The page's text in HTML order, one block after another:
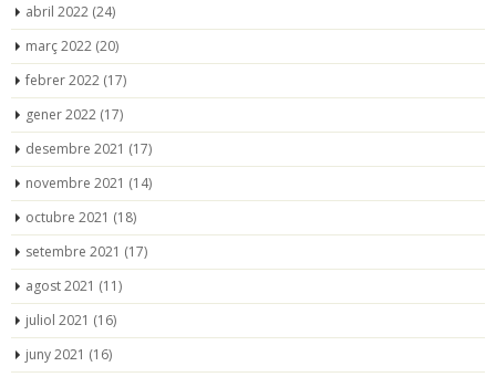
abril 2022 (24)
març 2022 (20)
febrer 2022 (17)
gener 2022 (17)
desembre 2021 (17)
novembre 2021 (14)
octubre 2021 (18)
setembre 2021 (17)
agost 2021 (11)
juliol 2021 (16)
juny 2021 (16)